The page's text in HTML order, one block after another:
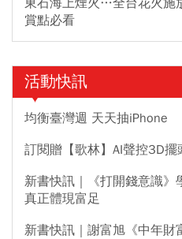
東石海上煙火…全台花火施
賞點必看
活動快訊
均衡臺灣週 天天抽iPhone
訂閱贈【歌林】AI聲控3D擺
新書快訊｜《打開錢意識》
真正體現富足
新書快訊｜謝富旭《中年